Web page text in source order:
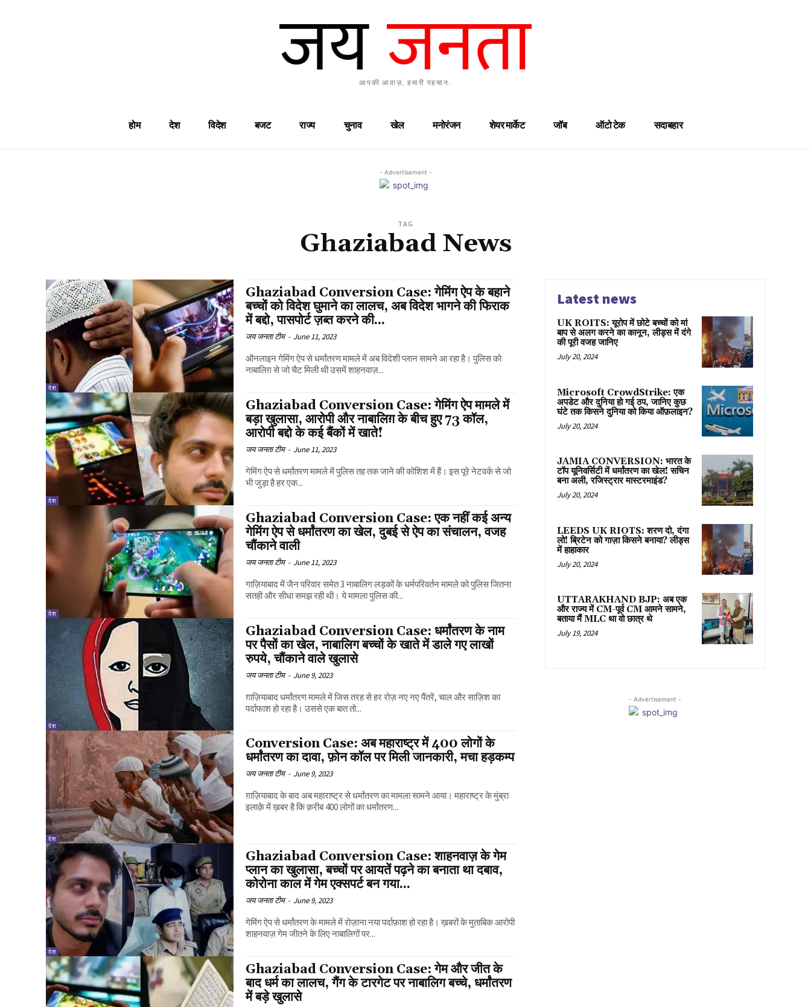
आपकी आवाज़, हमारी पहचान.
होम देश विदेश बजट राज्य चुनाव खेल मनोरंजन शेयर मार्केट जॉब ऑटो टेक सदाबहार
- Advertisement -
TAG
Ghaziabad News
देश
Ghaziabad Conversion Case: गेमिंग ऐप के बहाने
बच्चों को विदेश घुमाने का लालच, अब विदेश भागने की फिराक
में बद्दो, पासपोर्ट ज़ब्त करने की...
जय जनता टीम - June 11, 2023
ऑनलाइन गेमिंग ऐप से धर्मांतरण मामले में अब विदेशी प्लान सामने आ रहा है। पुलिस को
नाबालिग़ से जो चैट मिली थी उसमें शाहनवाज़...
देश
Ghaziabad Conversion Case: गेमिंग ऐप मामले में
बड़ा खुलासा, आरोपी और नाबालिग़ के बीच हुए 73 कॉल,
आरोपी बद्दो के कई बैंकों में खाते!
जय जनता टीम - June 11, 2023
गेमिंग ऐप से धर्मांतरण मामले में पुलिस तह तक जाने की कोशिश में हैं। इस पूरे नेटवर्क से जो
भी जुड़ा है हर एक...
देश
Ghaziabad Conversion Case: एक नहीं कई अन्य
गेमिंग ऐप से धर्मांतरण का खेल, दुबई से ऐप का संचालन, वजह
चौंकाने वाली
जय जनता टीम - June 11, 2023
गाज़ियाबाद में जैन परिवार समेत 3 नाबालिग लड़कों के धर्मपरिवर्तन मामले को पुलिस जितना
सतही और सीधा समझ रही थी। ये मामला पुलिस की...
देश
Ghaziabad Conversion Case: धर्मांतरण के नाम
पर पैसों का खेल, नाबालिग बच्चों के खाते में डाले गए लाखों
रुपये, चौंकाने वाले खुलासे
जय जनता टीम - June 9, 2023
ग़ाज़ियाबाद धर्मांतरण मामले में जिस तरह से हर रोज़ नए नए पैंतरें, चाल और साज़िश का
पर्दाफाश हो रहा है। उससे एक बात तो...
देश
Conversion Case: अब महाराष्ट्र में 400 लोगों के
धर्मांतरण का दावा, फ़ोन कॉल पर मिली जानकारी, मचा हड़कम्प
जय जनता टीम - June 9, 2023
ग़ाज़ियाबाद के बाद अब महाराष्ट्र से धर्मांतरण का मामला सामने आया। महाराष्ट्र के मुंब्रा
इलाक़े में ख़बर है कि क़रीब 400 लोगों का धर्मांतरण...
देश
Ghaziabad Conversion Case: शाहनवाज़ के गेम
प्लान का खुलासा, बच्चों पर आयतें पढ़ने का बनाता था दबाव,
कोरोना काल में गेम एक्सपर्ट बन गया...
जय जनता टीम - June 9, 2023
गेमिंग ऐप से धर्मांतरण के मामले में रोज़ाना नया पर्दाफ़ाश हो रहा है। ख़बरों के मुताबिक आरोपी
शाहनवाज़ गेम जीतने के लिए नाबालिगों पर...
Ghaziabad Conversion Case: गेम और जीत के
बाद धर्म का लालच, गैंग के टारगेट पर नाबालिग बच्चे, धर्मांतरण
में बड़े खुलासे
Latest news
UK ROITS: यूरोप में छोटे बच्चों को मां
बाप से अलग करने का कानून, लीड्स में दंगे
की पूरी वजह जानिए
July 20, 2024
Microsoft CrowdStrike: एक
अपडेट और दुनिया हो गई ठप, जानिए कुछ
घंटे तक किसने दुनिया को किया ऑफ़लाइन?
July 20, 2024
JAMIA CONVERSION: भारत के
टॉप यूनिवर्सिटी में धर्मांतरण का खेल! सचिन
बना अली, रजिस्ट्रार मास्टरमाइंड?
July 20, 2024
LEEDS UK RIOTS: शरण दो, दंगा
लो! ब्रिटेन को गाज़ा किसने बनाया? लीड्स
में हाहाकार
July 20, 2024
UTTARAKHAND BJP: अब एक
और राज्य में CM-पूर्व CM आमने सामने,
बताया मैं MLC था वो छात्र थे
July 19, 2024
- Advertisement -